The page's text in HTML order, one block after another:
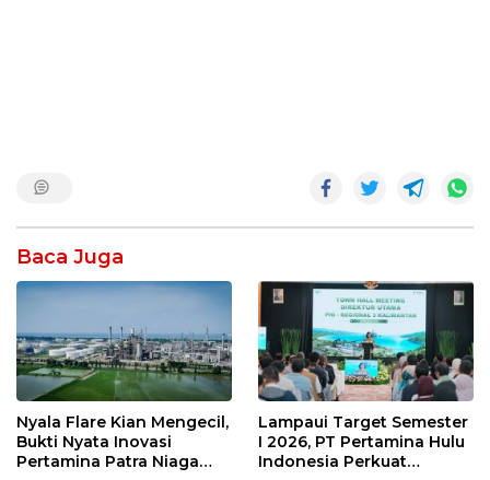
Baca Juga
Nyala Flare Kian Mengecil,
Bukti Nyata Inovasi
Pertamina Patra Niaga
Lampaui Target Semester
I 2026, PT Pertamina Hulu
Indonesia Perkuat